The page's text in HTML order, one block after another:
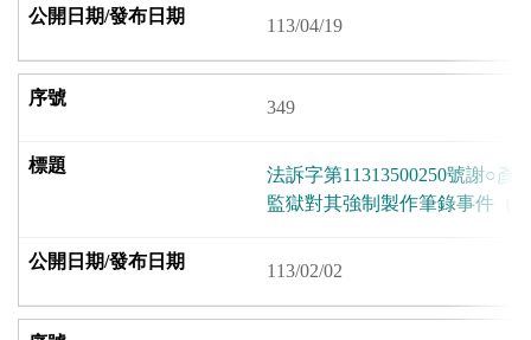
113/04/19
349
法訴字第11313500250號謝○彥
監獄對其強制製作筆錄事件（
113/02/02